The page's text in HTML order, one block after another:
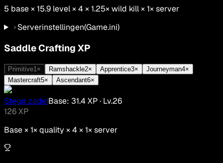
5 base ×15.9 level × 4 ×1.25×wild kill×1× server
Serverinstellingen(Game.ini)
Saddle Crafting XP
Primitive1× Ramshackle2× Apprentice3× Journeyman4×
Mastercraft5× Ascendant6×
Stego zadelBase: 31.4 XP· Lv.26
126XP
Base ×1× quality × 4 ×1× server